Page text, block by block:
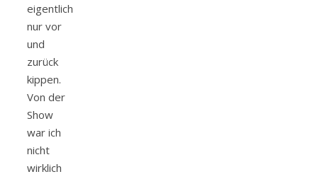
eigentlich
nur vor
und
zurück
kippen.
Von der
Show
war ich
nicht
wirklich